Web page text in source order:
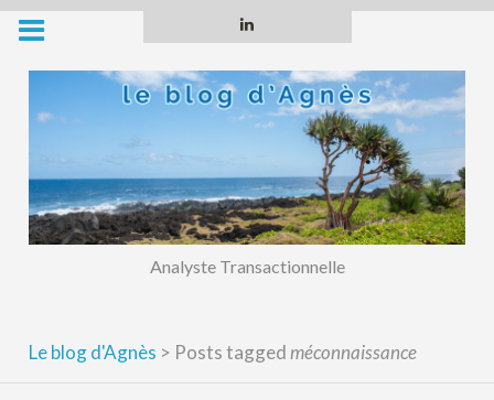
Skip
content
Analyste Transactionnelle
Le blog d'Agnès > Posts taggedméconnaissance